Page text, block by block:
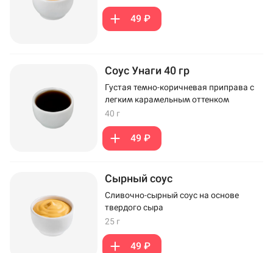
49 ₽
Соус Унаги 40 гр
Густая темно-коричневая приправа с
легким карамельным оттенком
40 г
49 ₽
Сырный соус
Сливочно-сырный соус на основе
твердого сыра
25 г
49 ₽